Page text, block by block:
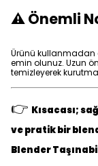
⚠️ Önemli
Ürünü kullanmadan
emin olunuz. Uzun
temizleyerek
👉 Kısacası;
ve pratik bir
Blender